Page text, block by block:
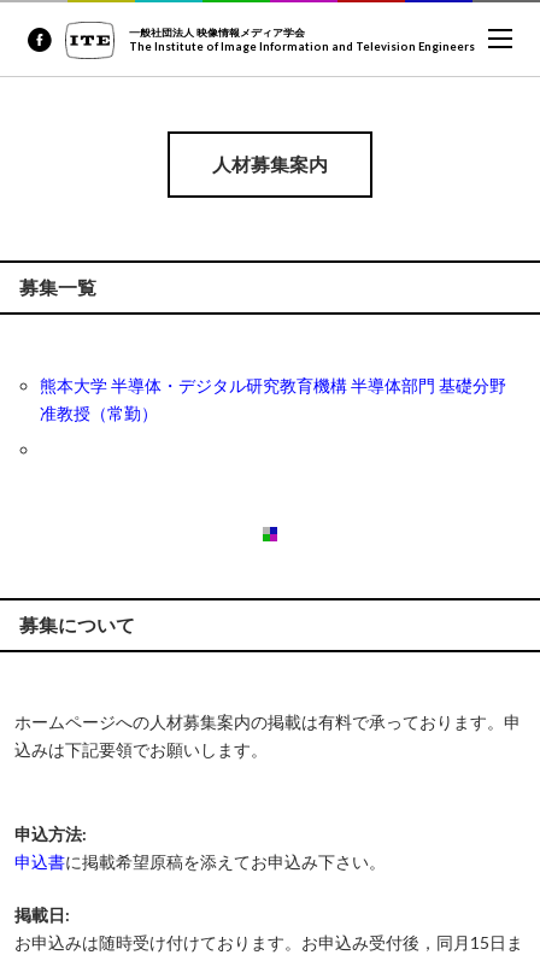
一般社団法人 映像情報メディア学会
The Institute of Image Information and Television Engineers
人材募集案内
募集一覧
熊本大学 半導体・デジタル研究教育機構 半導体部門 基礎分野
准教授（常勤）
募集について
ホームページへの人材募集案内の掲載は有料で承っております。申
込みは下記要領でお願いします。
申込方法:
申込書に掲載希望原稿を添えてお申込み下さい。
掲載日:
お申込みは随時受け付けております。お申込み受付後，同月15日ま